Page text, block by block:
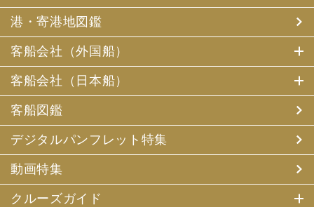
港・寄港地図鑑
客船会社（外国船）
客船会社（日本船）
客船図鑑
デジタルパンフレット特集
動画特集
クルーズガイド